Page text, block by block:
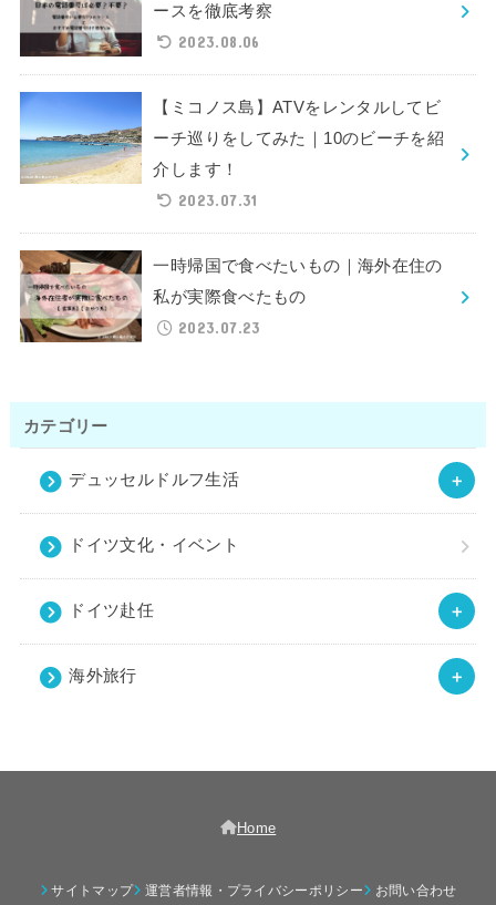
ースを徹底考察
2023.08.06
【ミコノス島】ATVをレンタルしてビ
ーチ巡りをしてみた｜10のビーチを紹
介します！
2023.07.31
一時帰国で食べたいもの｜海外在住の
私が実際食べたもの
2023.07.23
カテゴリー
デュッセルドルフ生活
ドイツ文化・イベント
ドイツ赴任
海外旅行
Home
サイトマップ 運営者情報・プライバシーポリシー お問い合わせ